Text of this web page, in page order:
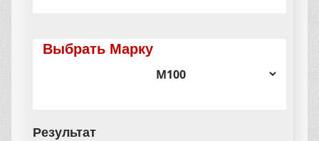
Выбрать Марку
Результат